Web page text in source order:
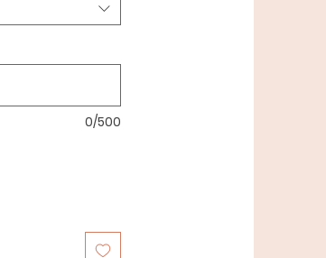
0/500